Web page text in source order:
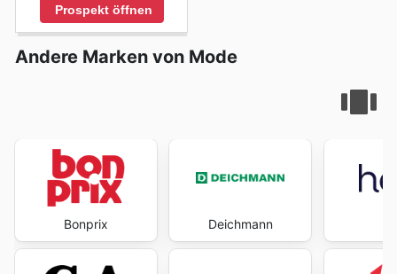
Prospekt öffnen
Andere Marken von Mode
Bonprix Deichmann